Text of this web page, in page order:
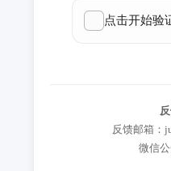
反馈邮箱：
微信